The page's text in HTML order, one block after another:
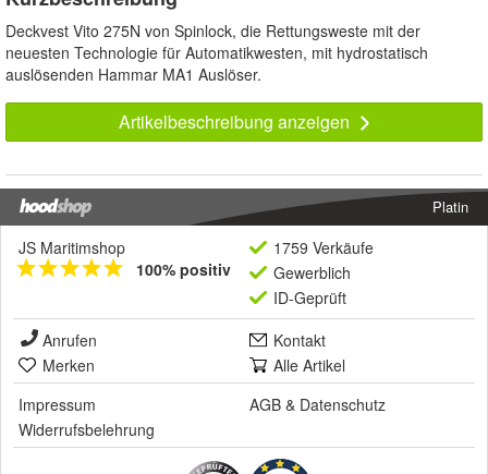
Deckvest Vito 275N von Spinlock, die Rettungsweste mit der
neuesten Technologie für Automatikwesten, mit hydrostatisch
auslösenden Hammar MA1 Auslöser.
Artikelbeschreibung anzeigen
Platin
JS Maritimshop
100% positiv
1759 Verkäufe
Gewerblich
ID-Geprüft
Anrufen
Kontakt
Merken
Alle Artikel
Impressum
AGB & Datenschutz
Widerrufsbelehrung